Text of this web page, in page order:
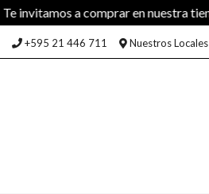
en nuestra tienda oficial!
+595 21 446 711 Nuestros Locales